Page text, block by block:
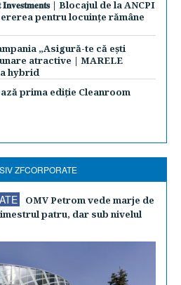
𝐈𝐧𝐯𝐞𝐬𝐭𝐦𝐞𝐧𝐭𝐬 | Blocajul de la ANCPI
pentru locuințe rămâne
„Asigură-te că ești
atractive | MARELE
hybrid
prima ediție Cleanroom
ZFCORPORATE
OMV Petrom vede marje de
patru, dar sub nivelul